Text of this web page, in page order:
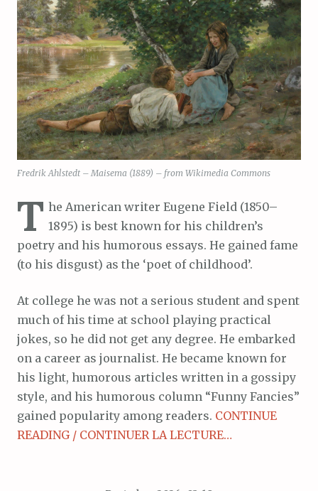
Fredrik Ahlstedt – Maisema (1889) – from Wikimedia Commons
T he American writer Eugene Field (1850–
1895) is best known for his children’s
poetry and his humorous essays. He gained fame
(to his disgust) as the ‘poet of childhood’.
At college he was not a serious student and spent
much of his time at school playing practical
jokes, so he did not get any degree. He embarked
on a career as journalist. He became known for
his light, humorous articles written in a gossipy
style, and his humorous column “Funny Fancies”
gained popularity among readers. CONTINUE
READING / CONTINUER LA LECTURE…